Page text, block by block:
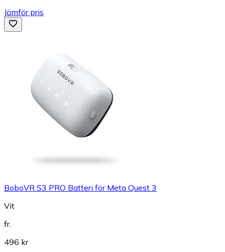
Jämför pris
BoboVR S3 PRO Batteri för Meta Quest 3
Vit
fr.
496 kr